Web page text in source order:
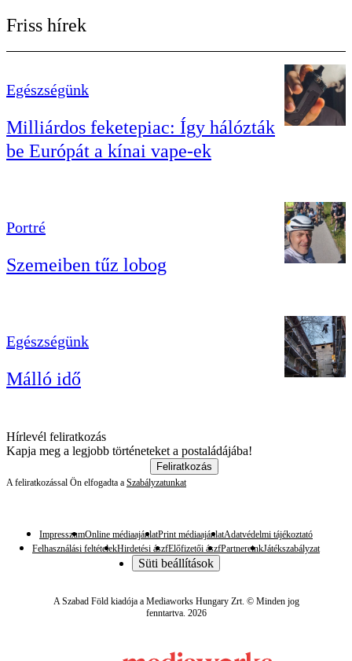
Friss hírek
Egészségünk
Milliárdos feketepiac: Így hálózták
be Európát a kínai vape-ek
Portré
Szemeiben tűz lobog
Egészségünk
Málló idő
Hírlevél feliratkozás
Kapja meg a legjobb történeteket a postaládájába!
Feliratkozás
A feliratkozással Ön elfogadta a Szabályzatunkat
ImpresszumOnline médiaajánlatPrint médiaajánlatAdatvédelmi tájékoztató
Felhasználási feltételekHirdetési ászfElőfizetői ászfPartnereinkJátékszabályzat
Süti beállítások
A Szabad Föld kiadója a Mediaworks Hungary Zrt. © Minden jog
fenntartva. 2026